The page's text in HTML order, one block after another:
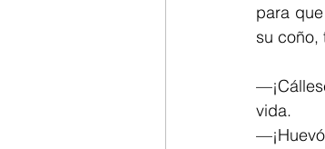
para
su coño,
vida.